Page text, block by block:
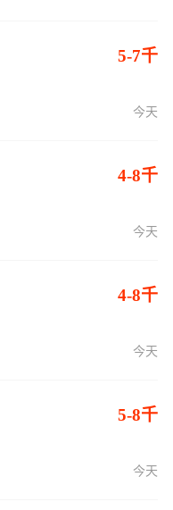
5-7千
今天
4-8千
今天
4-8千
今天
5-8千
今天